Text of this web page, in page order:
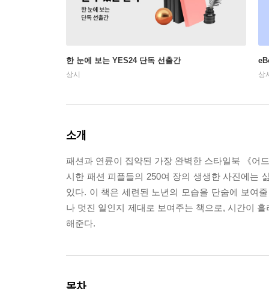
한 눈에 보는 YES24 단독 선출간
상시 상
소개
패션과 연륜이 집약된 가장 완벽한 스타일북 《어
시한 패션 피플들의 250여 장의 생생한 사진에는
있다. 이 책은 세련된 노년의 모습을 단숨에 보여
나 멋진 일인지 제대로 보여주는 책으로, 시간이
해준다.